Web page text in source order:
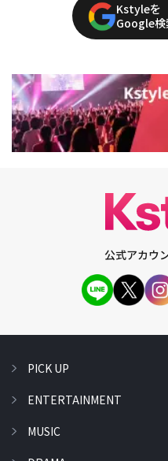
Kstyleを
Google検
公式アカウ
PICK UP
ENTERTAINMENT
MUSIC